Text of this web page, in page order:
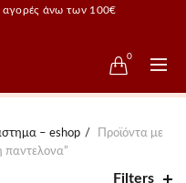
αγορές άνω των 100€
0
– eshop
Προϊόντα με
παντελονα”
Filters